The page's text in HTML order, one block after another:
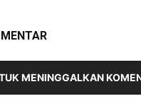
MENINGGALKAN